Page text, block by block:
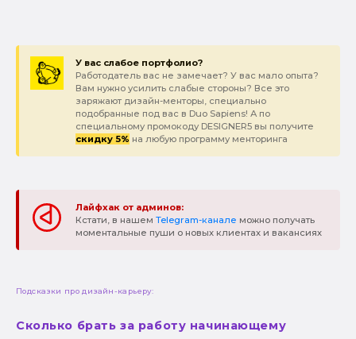
У вас слабое портфолио?
Работодатель вас не замечает? У вас мало опыта?
Вам нужно усилить слабые стороны? Все это
заряжают дизайн-менторы, специально
подобранные под вас в Duo Sapiens! А по
специальному промокоду DESIGNER5 вы получите
скидку 5% на любую программу менторинга
Лайфхак от админов:
Кстати, в нашем Telegram-канале можно получать
моментальные пуши о новых клиентах и вакансиях
Подсказки про дизайн-карьеру:
Сколько брать за работу начинающему